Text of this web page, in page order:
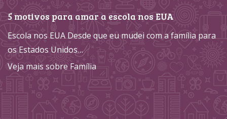
5 motivos para amar a escola nos EUA
Escola nos EUA Desde que eu mudei com a família para
os Estados Unidos…
Veja mais sobre Família